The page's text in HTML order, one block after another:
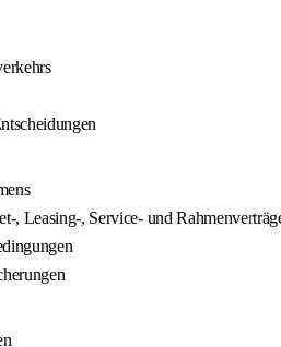
, Leasing-, Service- und